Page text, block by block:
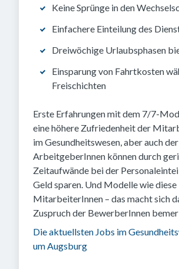
Keine Sprünge in den
Einfachere Einteilung des
Dreiwöchige Urlaubsphasen
Einsparung von Fahrtkosten
Freischichten
Erste Erfahrungen mit dem 7/7-
eine höhere Zufriedenheit der
im Gesundheitswesen, aber auch
ArbeitgeberInnen können durch
Zeitaufwände bei der
Geld sparen. Und Modelle wie diese
MitarbeiterInnen – das macht sich
Zuspruch der BewerberInnen
Die aktuellsten Jobs im
um Augsburg